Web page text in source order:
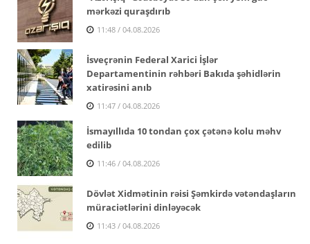
mərkəzi quraşdırıb
11:48 / 04.08.2026
İsveçrənin Federal Xarici İşlər
Departamentinin rəhbəri Bakıda şəhidlərin
xatirəsini anıb
11:47 / 04.08.2026
İsmayıllıda 10 tondan çox çətənə kolu məhv
edilib
11:46 / 04.08.2026
Dövlət Xidmətinin rəisi Şəmkirdə vətəndaşların
müraciətlərini dinləyəcək
11:43 / 04.08.2026